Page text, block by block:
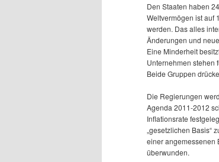
Den Staaten haben
Weltvermögen ist auf
werden. Das alles
Änderungen und
Eine Minderheit
Unternehmen stehen
Beide Gruppen
Die Regierungen
Agenda 2011-2012
Inflationsrate
„gesetzlichen Basis“
einer angemessenen
überwunden.